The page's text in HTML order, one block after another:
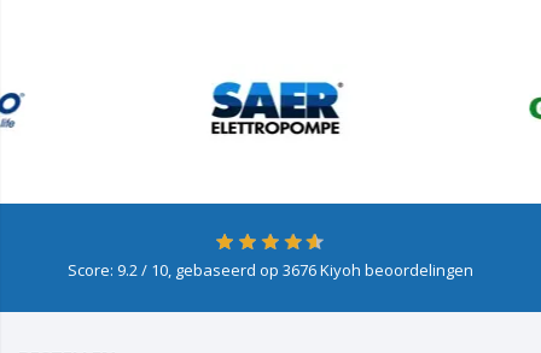
Score: 9.2/ 10, gebaseerd op 3676Kiyoh beoordelingen